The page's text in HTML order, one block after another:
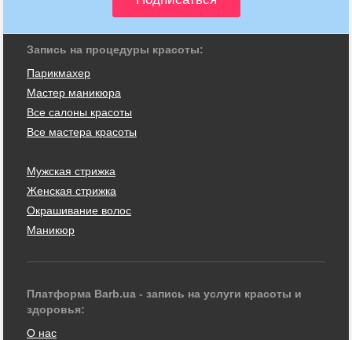
Запись на процедуры красоты:
Парикмахер
Мастер маникюра
Все салоны красоты
Все мастера красоты
Мужская стрижка
Женская стрижка
Окрашивание волос
Маникюр
Платформа Barb.ua - запись на услуги красоты и
здоровья:
О нас